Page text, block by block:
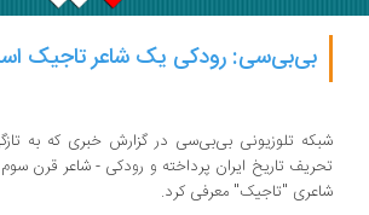
بی‌بی‌سی: رودکی یک شاعر تاجیک
شبکه تلوزیونی بی‌بی‌سی در گزارش خبری که به
تحریف تاریخ ایران پرداخته و رودکی - شاعر قرن
شاعری "تاجیک" معرفی کرد.